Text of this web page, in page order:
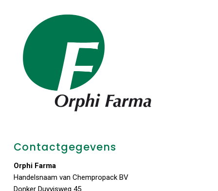
Contactgegevens
Orphi Farma
Handelsnaam van Chempropack BV
Donker Duyvisweg 45